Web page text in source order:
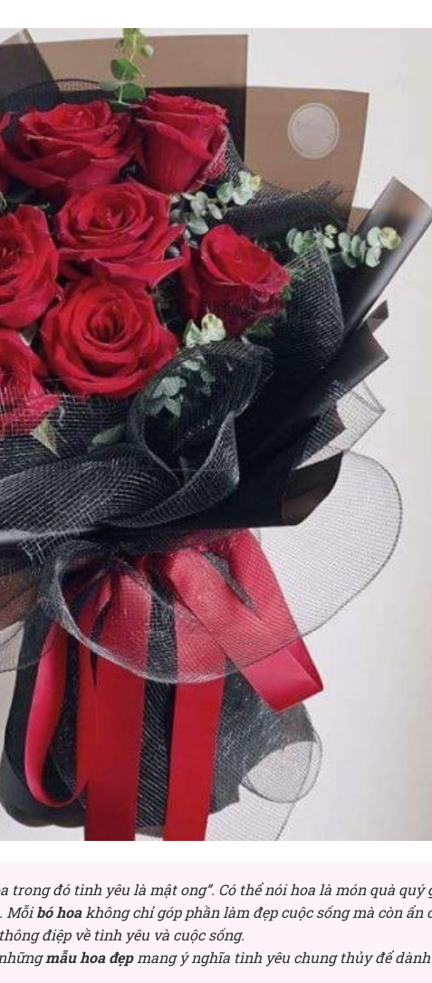
trong đó tình yêu là mật ong”. Có thể nói hoa là món quà quý
Mỗibó hoakhông chỉ góp phần làm đẹp cuộc sống mà còn ẩn
điệp về tình yêu và cuộc sống.
mẫu hoa đẹpmang ý nghĩa tình yêu chung thủy để